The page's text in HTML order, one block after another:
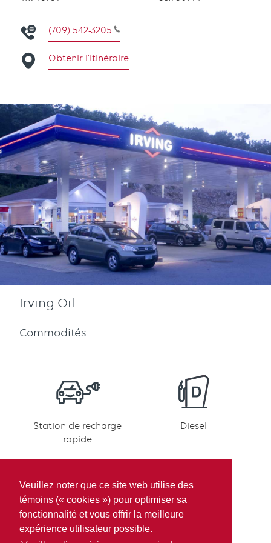
Veuillez noter que ce site web utilise des
témoins (« cookies ») pour optimiser sa
fonctionnalité et vous offrir la meilleure
expérience utilisateur possible.
(709) 542-3205
Obtenir l’itinéraire
Irving Oil
Commodités
Station de recharge
rapide
Diesel
Participation